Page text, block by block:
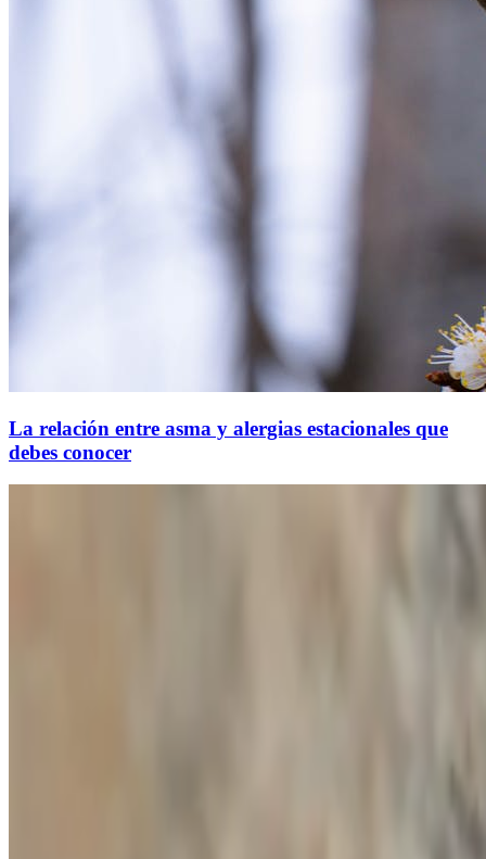
La relación entre asma y alergias estacionales que
debes conocer